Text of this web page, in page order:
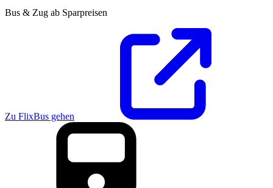
Bus & Zug ab Sparpreisen
Zu FlixBus gehen